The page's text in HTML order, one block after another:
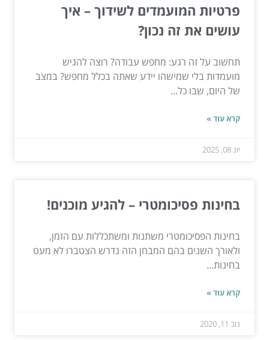
פרטיות המועמדים לשידוך – איך
עושים את זה נכון?
תחשוב על זה רגע: מחפש עבודה? רוצה להגיש
מועמדות בלי שמישהו יידע שאתה בכלל מחפש? במצב
של היום, שבו כל...
קרא עוד »
יונ 08, 2025
בחינות פסיכומטרי – להגיע מוכנים!
בחינות הפסיכומטרי משתנות ומשתכללות עם הזמן,
ולאורך השנים בהם המבחן הזה נדרש הצטברו לא מעט
בחינות...
קרא עוד »
נוב 11, 2020